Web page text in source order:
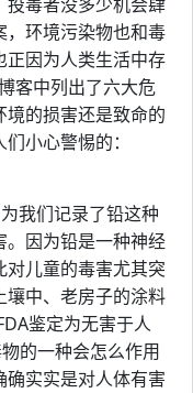
，环境污染物也和毒
正因为人类生活中存
客中列出了六大危
的损害还是致命的
小心警惕的：
我们记录了铅这种
。因为铅是一种神经
对儿童的毒害尤其突
壤中、老房子的涂料
鉴定为无害于人
的一种会怎么作用
实实是对人体有害